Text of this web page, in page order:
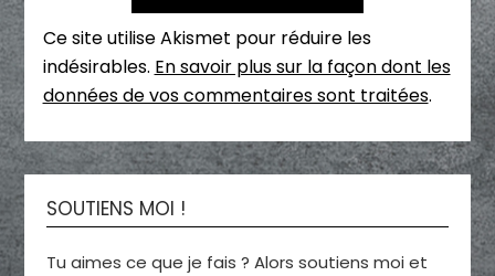
Ce site utilise Akismet pour réduire les
indésirables. En savoir plus sur la façon dont les
données de vos commentaires sont traitées.
SOUTIENS MOI !
Tu aimes ce que je fais ? Alors soutiens moi et